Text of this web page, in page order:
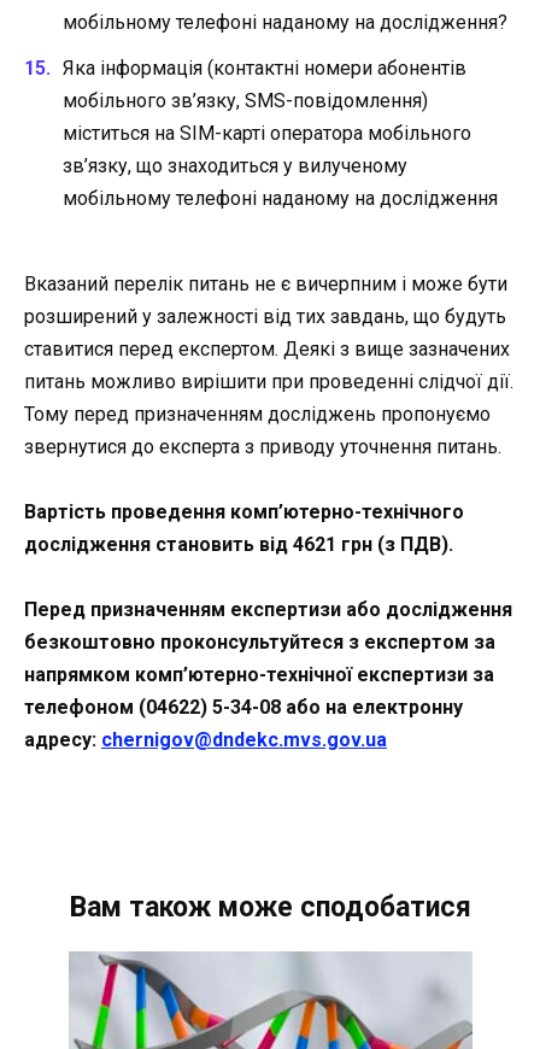
мобільному телефоні наданому на дослідження?
Яка інформація (контактні номери абонентів
мобільного зв’язку, SMS-повідомлення)
міститься на SIM-карті оператора мобільного
зв’язку, що знаходиться у вилученому
мобільному телефоні наданому на дослідження
Вказаний перелік питань не є вичерпним і може бути
розширений у залежності від тих завдань, що будуть
ставитися перед експертом. Деякі з вище зазначених
питань можливо вирішити при проведенні слідчої дії.
Тому перед призначенням досліджень пропонуємо
звернутися до експерта з приводу уточнення питань.
Вартість проведення комп’ютерно-технічного
дослідження становить від 4621 грн (з ПДВ).
Перед призначенням експертизи або дослідження
безкоштовно проконсультуйтеся з експертом за
напрямком комп’ютерно-технічної експертизи за
телефоном (04622) 5-34-08 або на електронну
адресу: chernigov@dndekc.mvs.gov.ua
Вам також може сподобатися